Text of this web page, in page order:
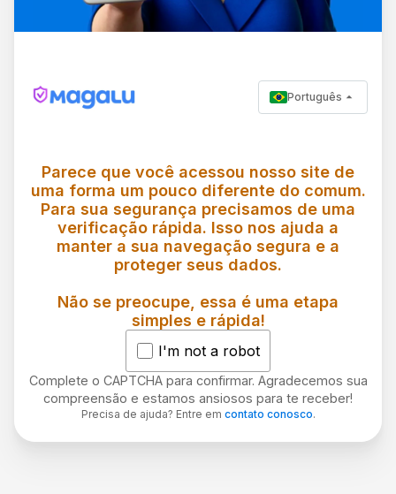
Português
Parece que você acessou nosso site de
uma forma um pouco diferente do comum.
Para sua segurança precisamos de uma
verificação rápida. Isso nos ajuda a
manter a sua navegação segura e a
proteger seus dados.
Não se preocupe, essa é uma etapa
simples e rápida!
I'm not a robot
Complete o CAPTCHA para confirmar. Agradecemos sua
compreensão e estamos ansiosos para te receber!
Precisa de ajuda? Entre em contato conosco.